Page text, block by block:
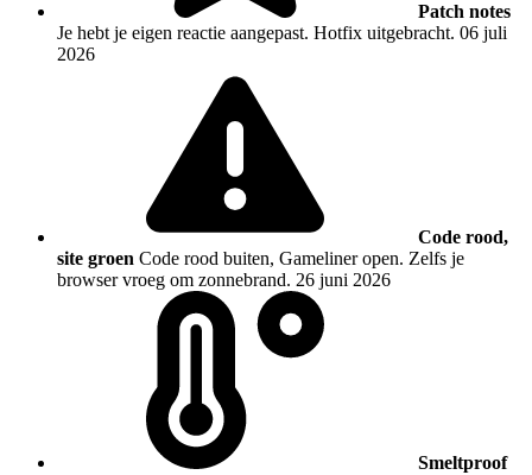
Patch notes
Je hebt je eigen reactie aangepast. Hotfix uitgebracht. 06 juli
2026
Code rood,
site groen Code rood buiten, Gameliner open. Zelfs je
browser vroeg om zonnebrand. 26 juni 2026
Smeltproof